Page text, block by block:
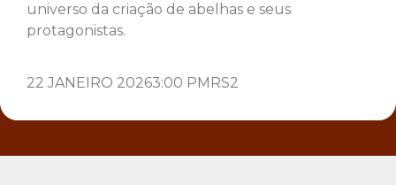
universo da criação de abelhas e seus
protagonistas.
22 JANEIRO 20263:00 PM RS2